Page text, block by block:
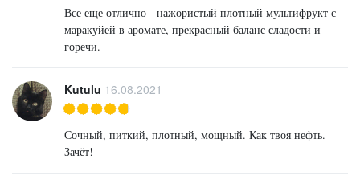
Все еще отлично - нажористый плотный мультифрукт с
маракуйей в аромате, прекрасный баланс сладости и
горечи.
Kutulu 16.08.2021
Сочный, питкий, плотный, мощный. Как твоя нефть.
Зачёт!